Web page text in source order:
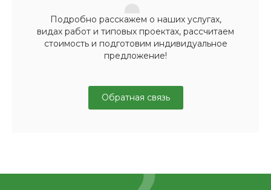
Подробно расскажем о наших услугах,
видах работ и типовых проектах, рассчитаем
стоимость и подготовим индивидуальное
предложение!
Обратная связь